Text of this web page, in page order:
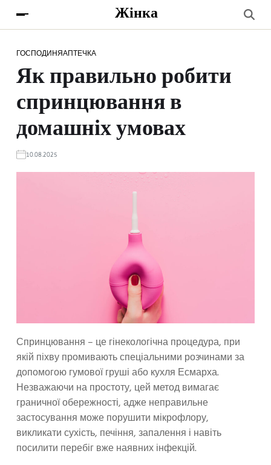
Жінка
ГОСПОДИНЯАПТЕЧКА
Як правильно робити
спринцювання в
домашніх умовах
10.08.2025
Спринцювання – це гінекологічна процедура, при
якій піхву промивають спеціальними розчинами за
допомогою гумової груші або кухля Есмарха.
Незважаючи на простоту, цей метод вимагає
граничної обережності, адже неправильне
застосування може порушити мікрофлору,
викликати сухість, печіння, запалення і навіть
посилити перебіг вже наявних інфекцій.